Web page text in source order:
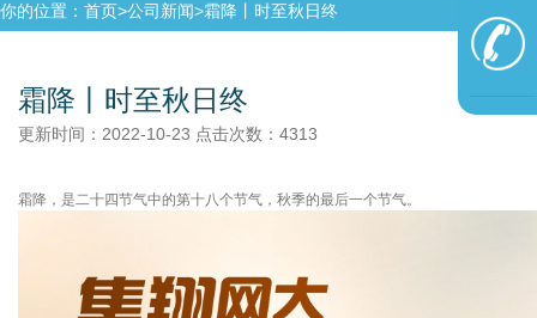
你的位置：首页>公司新闻>霜降丨时至秋日终
霜降丨时至秋日终
更新时间：2022-10-23 点击次数：4313
霜降，是二十四节气中的第十八个节气，秋季的最后一个节气。